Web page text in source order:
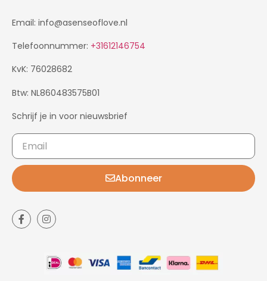
Email: info@asenseoflove.nl
Telefoonnummer: +31612146754
KvK: 76028682
Btw: NL860483575B01
Schrijf je in voor nieuwsbrief
Abonneer